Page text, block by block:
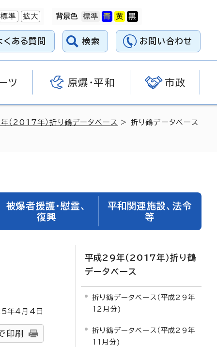
標準 拡大 背景色
くある質問 検索 お問い合わせ
ツ 原爆・平和 市政
（2017年）折り鶴データベース > 折り鶴データベース
被爆者援護・慰霊、
復興
平和関連施設、法令
等
年4月4日
印刷
平成29年（2017年）折り鶴
データベース
折り鶴データベース（平成29年
12月分)
折り鶴データベース（平成29年
11月分)